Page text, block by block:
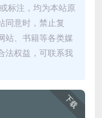
标注，均为本站原
同意时，禁止复
站、书籍等各类媒
法权益，可联系我
下载